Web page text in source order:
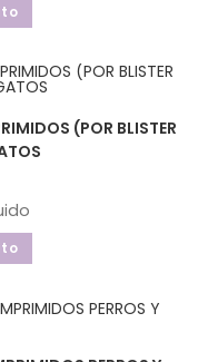
(POR BLISTER